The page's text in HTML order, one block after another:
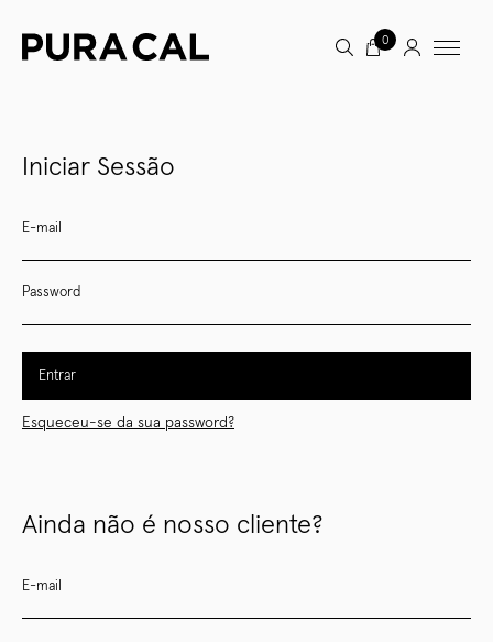
0
Iniciar Sessão
E-mail
Password
Entrar
Esqueceu-se da sua password?
Ainda não é nosso cliente?
E-mail